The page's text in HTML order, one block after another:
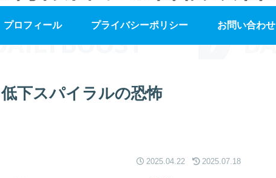
プロフィール プライバシーポリシー お問い合わせ
下スパイラルの恐怖
2025.04.22 2025.07.18